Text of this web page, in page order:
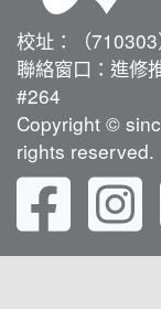
校址：（
聯絡窗口：進修
#264
Copyright ©
rights reserved.